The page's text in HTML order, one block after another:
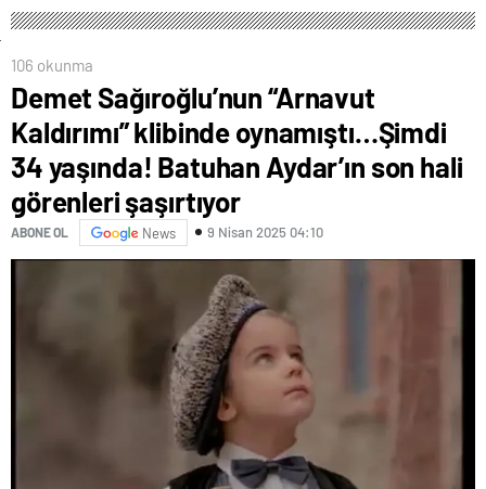
106 okunma
Demet Sağıroğlu’nun “Arnavut
Kaldırımı” klibinde oynamıştı…Şimdi
34 yaşında! Batuhan Aydar’ın son hali
görenleri şaşırtıyor
ABONE OL News 9 Nisan 2025 04:10